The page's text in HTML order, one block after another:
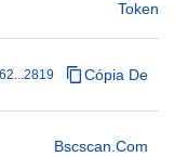
Token
Cópia De
Bscscan.com